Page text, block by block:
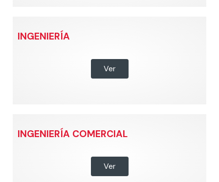
INGENIERÍA
Ver
INGENIERÍA COMERCIAL
Ver